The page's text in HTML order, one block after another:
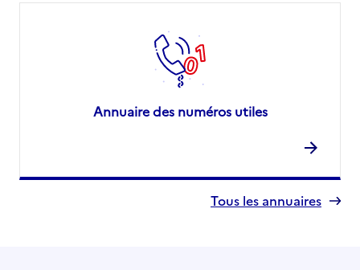
Annuaire des numéros utiles
Tous les annuaires